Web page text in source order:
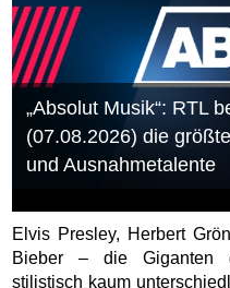
„Absolut Musik“: RTL
(07.08.2026) die
und Ausnahmetalente
Elvis Presley, Herbert
Bieber – die Giganten
stilistisch kaum